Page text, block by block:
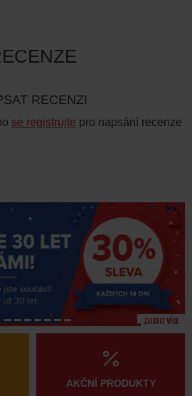
RECENZI
se registrujte pro napsání recenze
ZJISTIT VÍCE
AKČNÍ PRODUKTY